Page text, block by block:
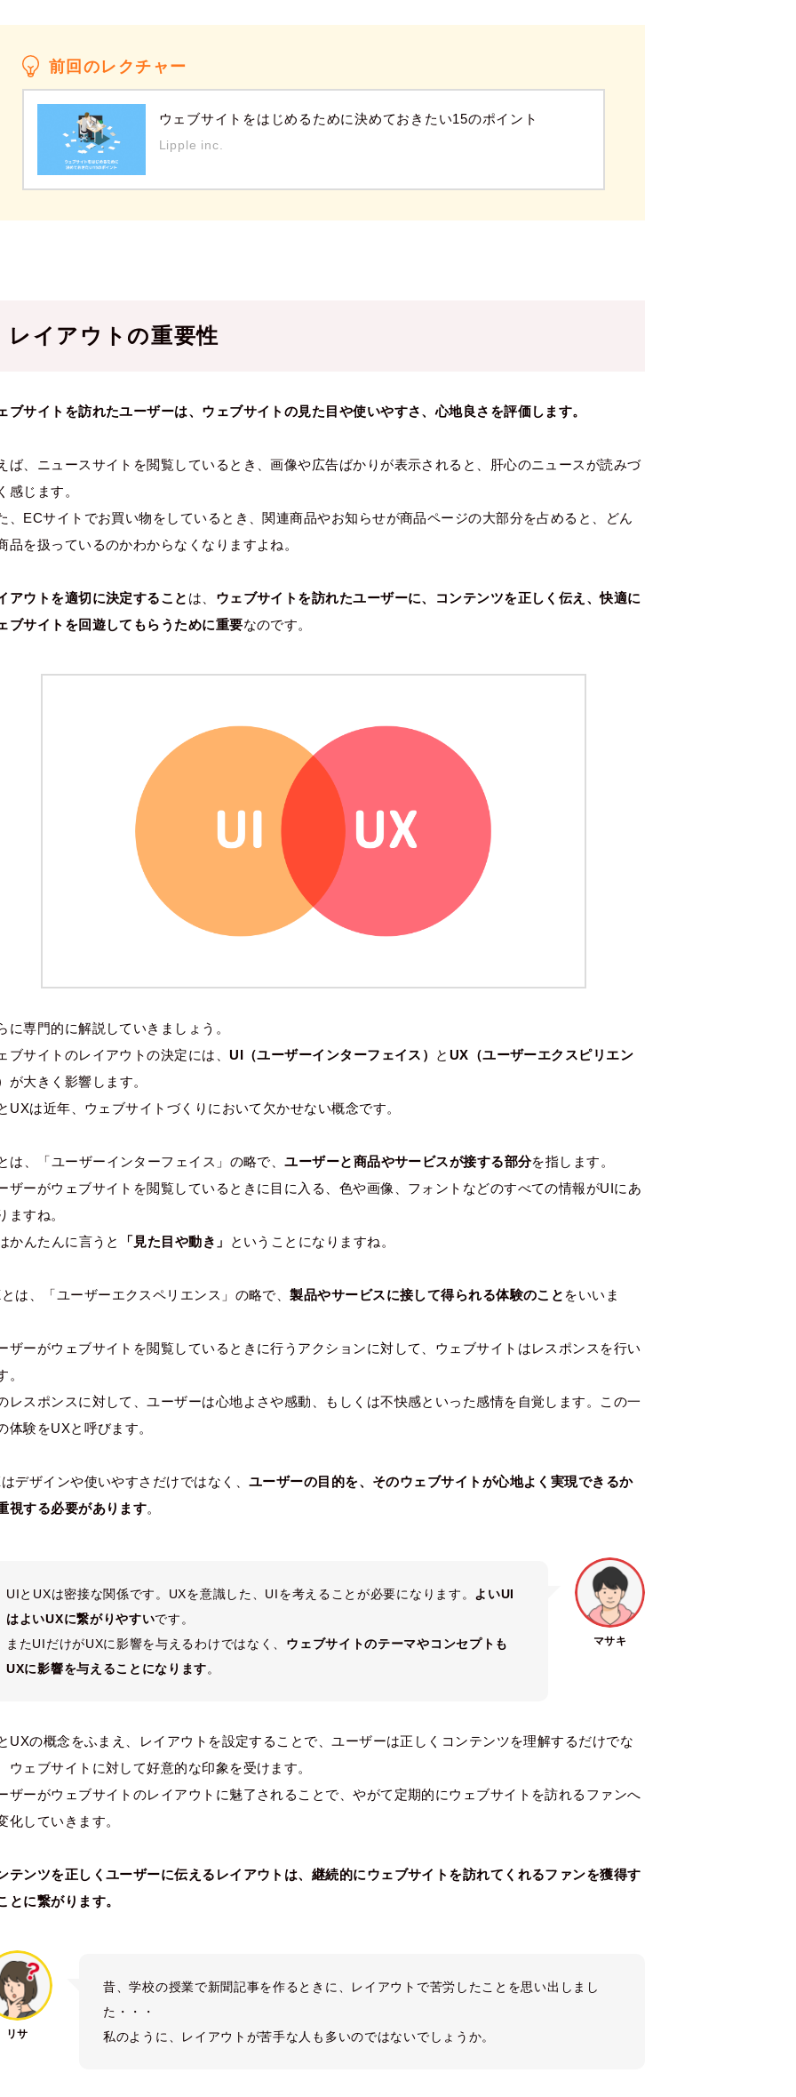
前回のレクチャー
ウェブサイトをはじめるために決めておきたい15のポイント
Lipple inc.
レイアウトの重要性
ブサイトを訪れたユーザーは、ウェブサイトの見た目や使いやすさ、心地良さを評価します。
ば、ニュースサイトを閲覧しているとき、画像や広告ばかりが表示されると、肝心のニュースが読みづ
感じます。
、ECサイトでお買い物をしているとき、関連商品やお知らせが商品ページの大部分を占めると、どん
品を扱っているのかわからなくなりますよね。
アウトを適切に決定すること は、 ウェブサイトを訪れたユーザーに、コンテンツを正しく伝え、快適に
ブサイトを回遊してもらうために重要なのです。
に専門的に解説していきましょう。
ブサイトのレイアウトの決定には、UI（ユーザーインターフェイス） と UX（ユーザーエクスピリエン
が大きく影響します。
UXは近年、ウェブサイトづくりにおいて欠かせない概念です。
は、「ユーザーインターフェイス」の略で、ユーザーと商品やサービスが接する部分を指します。
ザーがウェブサイトを閲覧しているときに目に入る、色や画像、フォントなどのすべての情報がUIにあ
ますね。
かんたんに言うと
「見た目や動き」 ということになりますね。
とは、「ユーザーエクスペリエンス」の略で、製品やサービスに接して得られる体験のこと をいいま
ザーがウェブサイトを閲覧しているときに行うアクションに対して、ウェブサイトはレスポンスを行い
。
レスポンスに対して、ユーザーは心地よさや感動、もしくは不快感といった感情を自覚します。この一
体験をUXと呼びます。
デザインや使いやすさだけではなく、 ユーザーの目的を、そのウェブサイトが心地よく実現できるか
視する必要があります。
マサキ
UIとUXは密接な関係です。UXを意識した、UIを考えることが必要になります。
よいUI
はよいUXに繋がりやすいです。
またUIだけがUXに影響を与えるわけではなく、 ウェブサイトのテーマやコンセプトも
UXに影響を与えることになります。
UXの概念をふまえ、レイアウトを設定することで、ユーザーは正しくコンテンツを理解するだけでな
ウェブサイトに対して好意的な印象を受けます。
ザーがウェブサイトのレイアウトに魅了されることで、やがて定期的にウェブサイトを訪れるファンへ
化していきます。
テンツを正しくユーザーに伝えるレイアウトは、継続的にウェブサイトを訪れてくれるファンを獲得す
とに繋がります。
リサ
昔、学校の授業で新聞記事を作るときに、レイアウトで苦労したことを思い出しまし
た・・・
私のように、レイアウトが苦手な人も多いのではないでしょうか。